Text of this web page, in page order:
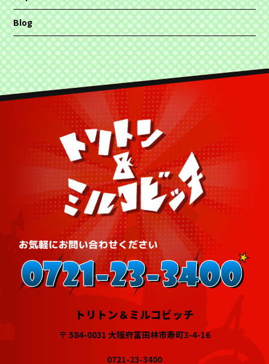
Blog
トリトン＆ミルコビッチ
〒 584-0031 大阪府富田林市寿町3-4-16
0721-23-3400